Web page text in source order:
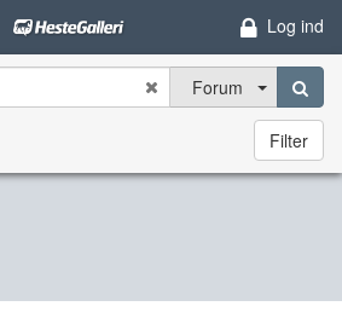
Log ind
Forum
Filter